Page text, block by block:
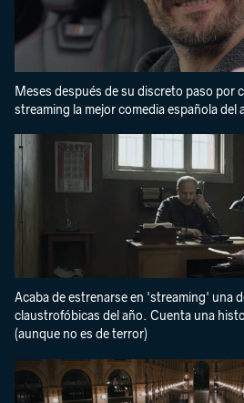
Meses después de su discreto paso por
streaming la mejor comedia española del
Acaba de estrenarse en 'streaming' una
claustrofóbicas del año. Cuenta una
(aunque no es de terror)